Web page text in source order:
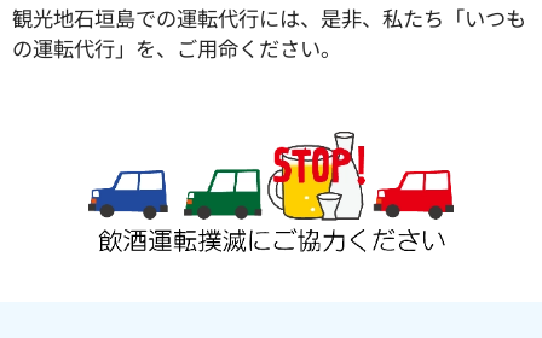
観光地石垣島での運転代行には、是非、私たち「いつも
の運転代行」を、ご用命ください。